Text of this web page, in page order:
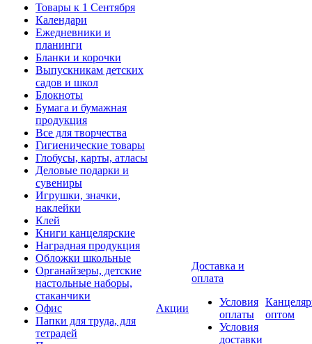
Товары к 1 Сентября
Календари
Ежедневники и
планинги
Бланки и корочки
Выпускникам детских
садов и школ
Блокноты
Бумага и бумажная
продукция
Все для творчества
Гигиенические товары
Глобусы, карты, атласы
Деловые подарки и
сувениры
Игрушки, значки,
наклейки
Клей
Книги канцелярские
Наградная продукция
Обложки школьные
Органайзеры, детские
настольные наборы,
стаканчики
Офис
Папки для труда, для
тетрадей
Акции
Доставка и
оплата
Условия
оплаты
Условия
доставки
оптом